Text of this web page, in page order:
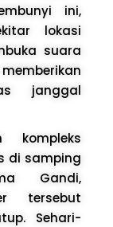
ini,
lokasi
suara
janggal
kompleks
di samping
Gandi,
tersebut
Sehari-